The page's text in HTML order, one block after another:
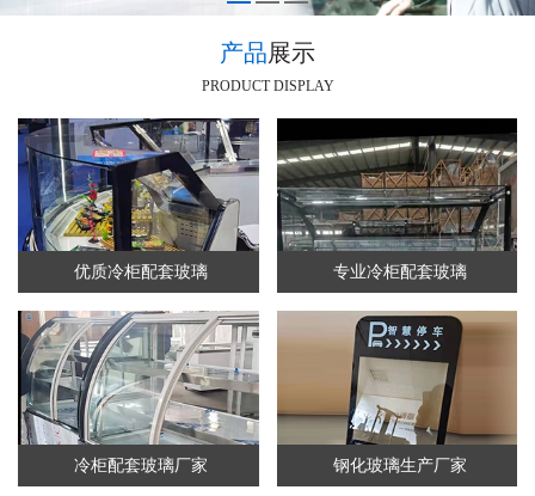
产品展示
PRODUCT DISPLAY
优质冷柜配套玻璃 专业冷柜配套玻璃
冷柜配套玻璃厂家 钢化玻璃生产厂家